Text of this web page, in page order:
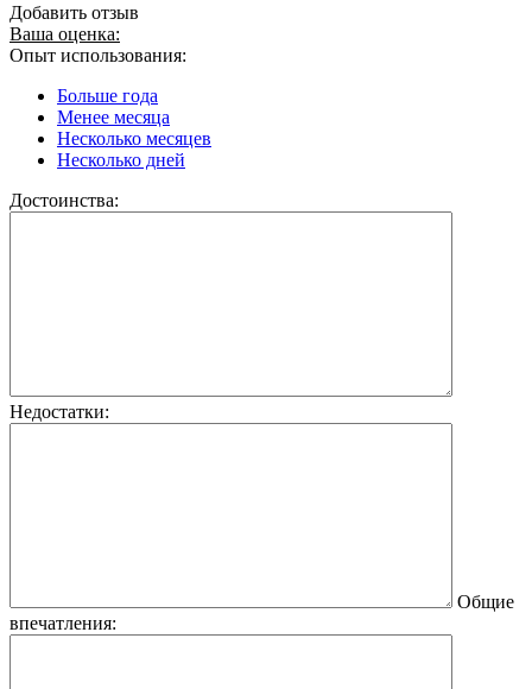
Добавить отзыв
Ваша оценка:
Опыт использования:
Больше года
Менее месяца
Несколько месяцев
Несколько дней
Достоинства:
Недостатки:
Общие
впечатления: